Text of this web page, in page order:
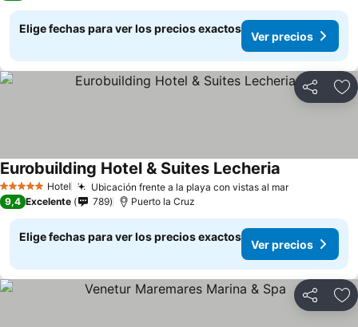
Elige fechas para ver los precios exactos
Ver precios
Compartir
5 Estrellas Hotel Ubicación frente a la playa con vistas al mar
Eurobuilding Hotel & Suites Lecheria
9,4 Excelente 789 Puerto la Cruz
Elige fechas para ver los precios exactos
Ver precios
Compartir